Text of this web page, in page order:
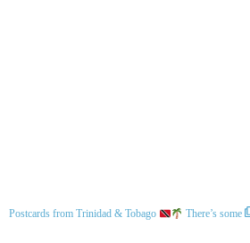
Postcards from Trinidad & Tobago There’s some